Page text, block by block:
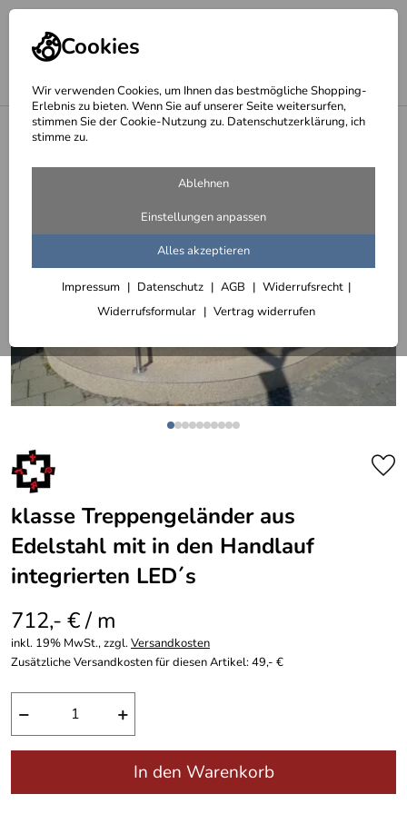
Cookies
Wir verwenden Cookies, um Ihnen das bestmögliche Shopping-
Erlebnis zu bieten. Wenn Sie auf unserer Seite weitersurfen,
stimmen Sie der Cookie-Nutzung zu. Datenschutzerklärung, ich
stimme zu.
Ablehnen
Einstellungen anpassen
Alles akzeptieren
Impressum Datenschutz AGB
Widerrufsrecht
Widerrufsformular
Vertrag widerrufen
LED Treppengeländer
klasse Treppengeländer aus
Edelstahl mit in den Handlauf
integrierten LED´s
712,- € / m
inkl. 19% MwSt., zzgl.Versandkosten
Zusätzliche Versandkosten für diesen Artikel: 49,- €
− +
In den Warenkorb